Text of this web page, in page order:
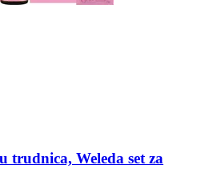
trudnica, Weleda set za